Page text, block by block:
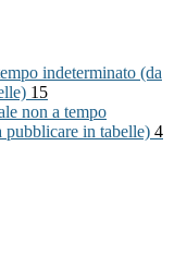
indeterminato (da
15
non a tempo
pubblicare in tabelle) 4